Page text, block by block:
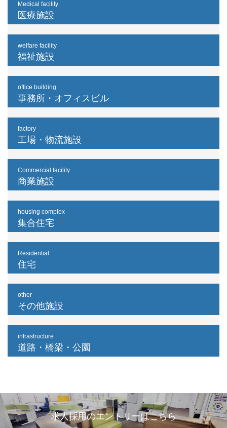
Medical facility
医療施設
welfare facility
福祉施設
office building
事務所・オフィスビル
factory
工場・物流施設
Commercial facility
商業施設
housing complex
集合住宅
Residential
住宅
other
その他施設
infrastructure
道路・橋梁・公園
求人採用のエントリーはこちら